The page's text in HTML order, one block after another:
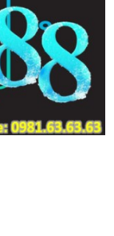
được bản thân,